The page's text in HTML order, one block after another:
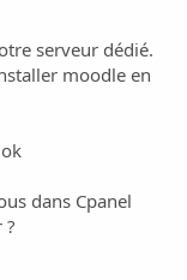
serveur dédié.
moodle en
dans Cpanel
?